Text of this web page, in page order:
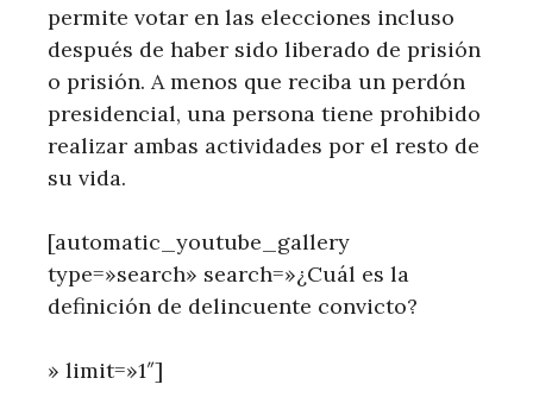
permite votar en las elecciones incluso
después de haber sido liberado de prisión
o prisión. A menos que reciba un perdón
presidencial, una persona tiene prohibido
realizar ambas actividades por el resto de
su vida.
[automatic_youtube_gallery
type=»search» search=»¿Cuál es la
definición de delincuente convicto?
» limit=»1″]